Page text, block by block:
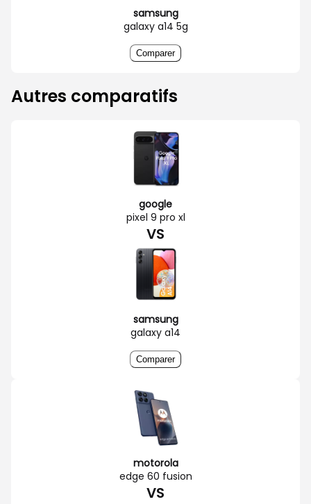
samsung
galaxy a14 5g
Comparer
Autres comparatifs
google
pixel 9 pro xl
VS
samsung
galaxy a14
Comparer
motorola
edge 60 fusion
VS